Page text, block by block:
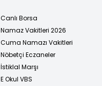
Canlı Borsa
Namaz Vakitleri 2026
Cuma Namazı Vakitleri
Nöbetçi Eczaneler
İstiklal Marşı
E Okul VBS